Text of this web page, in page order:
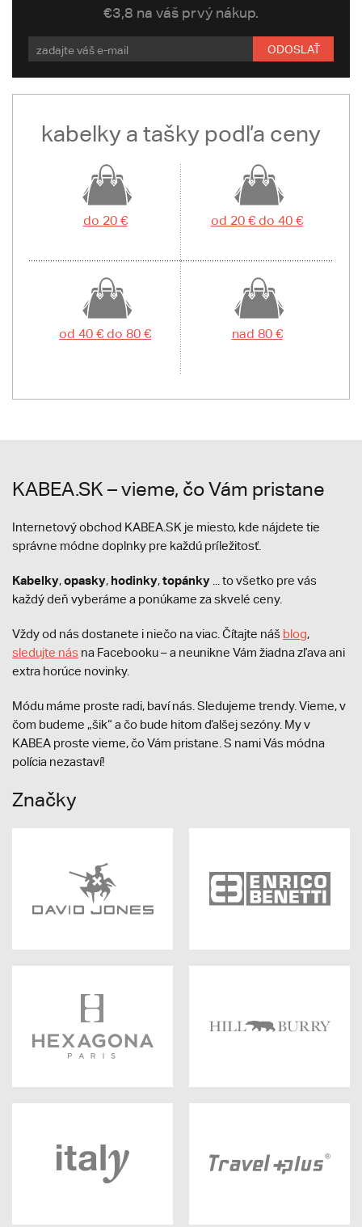
€3,8 na váš prvý nákup.
ODOSLAŤ
kabelky a tašky podľa ceny
do 20 € od 20 € do 40 €
od 40 € do 80 € nad 80 €
KABEA.SK – vieme, čo Vám pristane
Internetový obchod KABEA.SK je miesto, kde nájdete tie
správne módne doplnky pre každú príležitosť.
Kabelky,opasky, hodinky,topánky ... to všetko pre vás
každý deň vyberáme a ponúkame za skvelé ceny.
Vždy od nás dostanete i niečo na viac. Čítajte náš blog,
sledujte nás na Facebooku – a neunikne Vám žiadna zľava ani
extra horúce novinky.
Módu máme proste radi, baví nás. Sledujeme trendy. Vieme, v
čom budeme „šik“ a čo bude hitom ďalšej sezóny. My v
KABEA proste vieme, čo Vám pristane. S nami Vás módna
polícia nezastaví!
Značky